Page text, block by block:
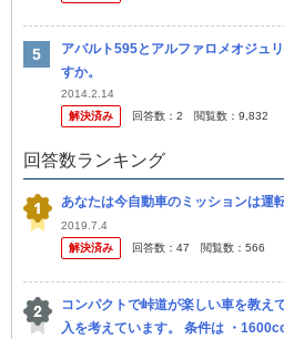
アバルト595とアルファロメオジュ
すか。
2014.2.14
解決済み
回答数： 2 閲覧数： 9,832
回答数ランキング
あなたは今自動車のミッションは運
2019.7.4
解決済み
回答数： 47 閲覧数： 566
コンパクトで峠道が楽しい車を教え
入を考えています。 条件は ・